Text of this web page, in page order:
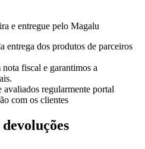
e entregue pelo Magalu
entrega dos produtos de parceiros
fiscal e garantimos a
avaliados regularmente portal
com os clientes